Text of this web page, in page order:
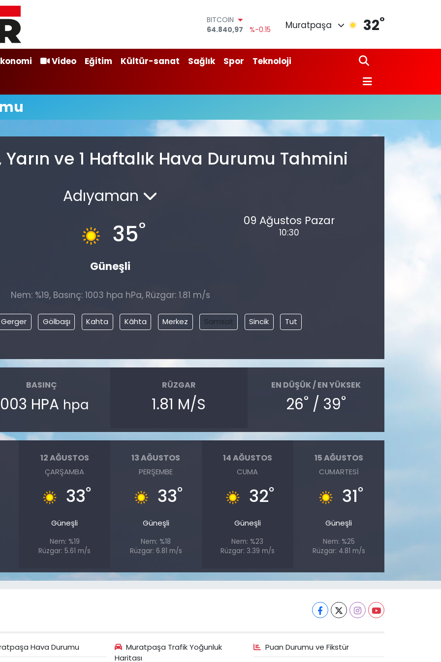
BITCOIN
64.840,97
%-0.15
47,7436
%0.18
EURO
55,2510
BİST100
Muratpaşa 32°
Video Eğitim Kültür-sanat Sağlık Spor
Teknoloji
ve 1 Haftalık Hava Durumu Tahmini
Adıyaman
35°
Güneşli
09 Ağustos Pazar
10:30
Nem: %19, Basınç: 1003 hpa hPa, Rüzgar: 1.81 m/s
Gerger Gölbaşı Kahta Kâhta Merkez Samsat Sincik Tut
BASINÇ
HPA hpa
RÜZGAR
1.81 M/S
EN DÜŞÜK / EN YÜKSEK
26° / 39°
12 AĞUSTOS
ÇARŞAMBA
33°
Güneşli
Nem: %19
Rüzgar: 5.61 m/s
13 AĞUSTOS
PERŞEMBE
33°
Güneşli
Nem: %18
Rüzgar: 6.81 m/s
14 AĞUSTOS
CUMA
32°
Güneşli
Nem: %23
Rüzgar: 3.39 m/s
15 AĞUSTOS
CUMARTESI
31°
Güneşli
Nem: %25
Rüzgar: 4.81 m/s
Hava Durumu
Muratpaşa Trafik Yoğunluk
Haritası
Puan Durumu ve Fikstür